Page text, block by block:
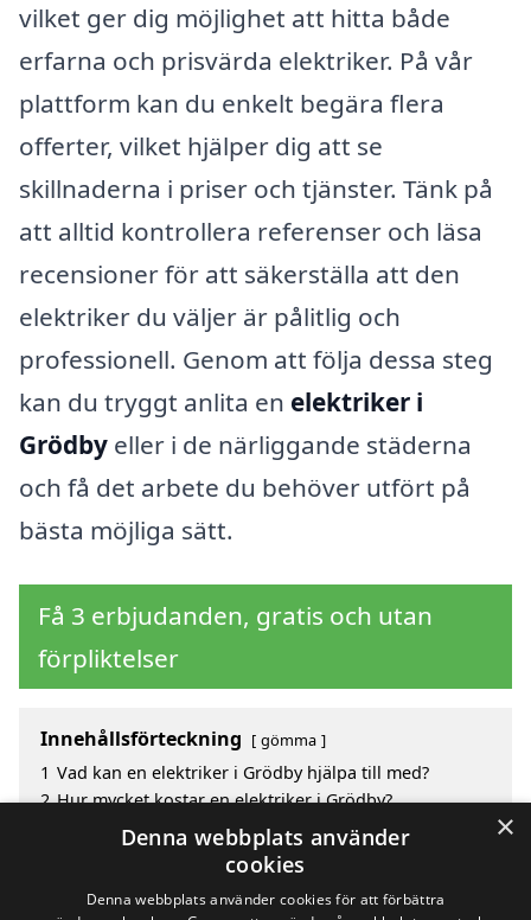
vilket ger dig möjlighet att hitta både
erfarna och prisvärda elektriker. På vår
plattform kan du enkelt begära flera
offerter, vilket hjälper dig att se
skillnaderna i priser och tjänster. Tänk på
att alltid kontrollera referenser och läsa
recensioner för att säkerställa att den
elektriker du väljer är pålitlig och
professionell. Genom att följa dessa steg
kan du tryggt anlita en elektriker i
Grödby eller i de närliggande städerna
och få det arbete du behöver utfört på
bästa möjliga sätt.
Få 3 erbjudanden, gratis och utan
förpliktelser
Innehållsförteckning gömma
1 Vad kan en elektriker i Grödby hjälpa till med?
2 Hur mycket kostar en elektriker i Grödby?
Fördelar med att välja elektriker i Grödby
Sök efter en skicklig elektriker i de omgivande
×
Denna webbplats använder
cookies
Denna webbplats använder cookies för att förbättra